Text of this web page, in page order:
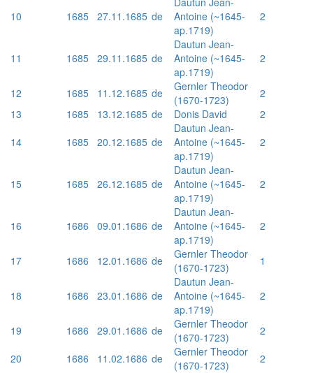
10 1685 27.11.1685 de
Antoine (~1645-
ap.1719)
2
11 1685 29.11.1685 de
Dautun Jean-
Antoine (~1645-
ap.1719)
2
12 1685 11.12.1685 de
Gernler Theodor
(1670-1723)
2
13
1685 13.12.1685 de Donis David
2
14
1685 20.12.1685 de
Dautun Jean-
Antoine (~1645-
ap.1719)
2
15 1685 26.12.1685 de
Dautun Jean-
Antoine (~1645-
ap.1719)
2
16 1686 09.01.1686 de
Dautun Jean-
Antoine (~1645-
ap.1719)
2
17 1686 12.01.1686 de
Gernler Theodor
(1670-1723)
1
18 1686 23.01.1686 de
Dautun Jean-
Antoine (~1645-
ap.1719)
2
19 1686 29.01.1686 de
Gernler Theodor
(1670-1723)
2
20
1686 11.02.1686 de
Gernler Theodor
(1670-1723)
2